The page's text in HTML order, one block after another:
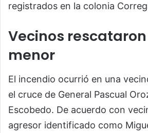
registrados en la colonia
Vecinos
menor
El incendio ocurrió en una
el cruce de General Pascual
Escobedo. De acuerdo con
agresor identificado como